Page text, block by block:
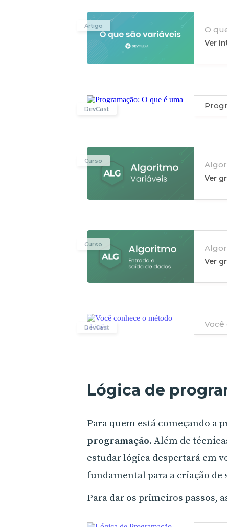
Artigo O
Ver
DevCast
Curso
Ver
Curso
Ver
DevCast Você
Lógica de
Para quem está começando a
programação. Além de
estudar lógica despertará em
fundamental para a criação de
Para dar os primeiros passos,